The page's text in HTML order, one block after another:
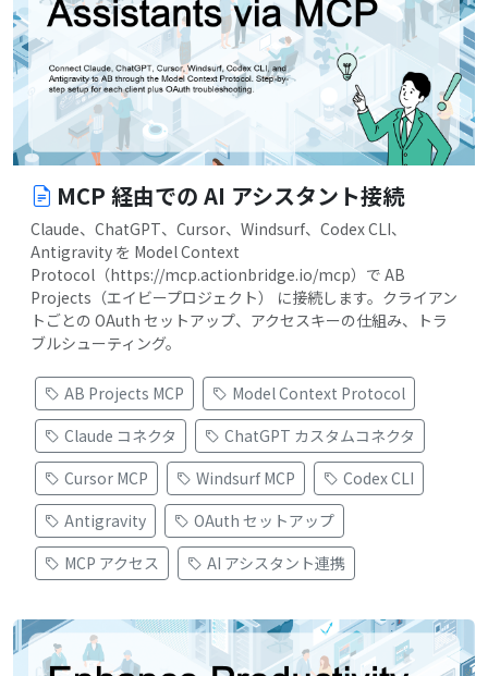
MCP 経由での AI アシスタント接続
Claude、ChatGPT、Cursor、Windsurf、Codex CLI、
Antigravity を Model Context
Protocol（https://mcp.actionbridge.io/mcp）で AB
Projects（エイビープロジェクト） に接続します。クライアン
トごとの OAuth セットアップ、アクセスキーの仕組み、トラ
ブルシューティング。
AB Projects MCP
Model Context Protocol
Claude コネクタ
ChatGPT カスタムコネクタ
Cursor MCP
Windsurf MCP
Codex CLI
Antigravity
OAuth セットアップ
MCP アクセス
AI アシスタント連携